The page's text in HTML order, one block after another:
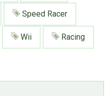
Speed Racer
Wii Racing